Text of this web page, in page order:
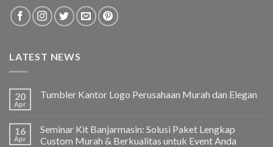
LATEST NEWS
20
Apr
Tumbler Kantor Logo Perusahaan Murah dan Elegan
16
Apr
Seminar Kit Banjarmasin: Solusi Paket Lengkap
Custom Murah & Berkualitas untuk Event Anda